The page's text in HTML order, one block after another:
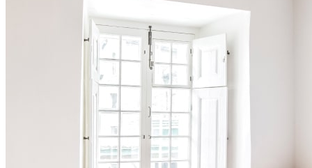
Accès aux activités de mouvement et de ressourcement
(marche méditative, yoga ou qi gong)
Visite libre ou commentée du Musée
Accès aux espaces communs tels que la cour carrée, le jardin
et le chœur des Augustines
Un rabais de 15% sur les soins
299,00 $ par nuitée en occupation simple
499,00 $ par nuitée en occupation double
Ce lien s'ouvrira dans une nouvelle fenêtre